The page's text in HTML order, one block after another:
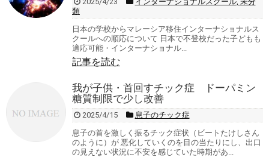
類
日本の学校からマレーシア移住インターナショナルス
クールへの順応について 日本で不登校だった子どもも
適応可能・インターナショナル...
記事を読む
我が子供・首回すチック症 ドーパミン
糖質制限で少し改善
2025/4/15
息子のチック症
息子の首を激しく振るチック症状（ビートたけしさん
のように）が 悪化していくのを目の当たりにし、出口
の見えない状況に不安を感じていた時期があ...